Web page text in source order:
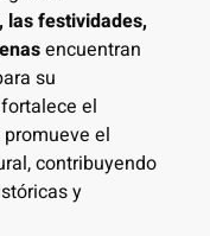
las festividades,
encuentran
su
el
el
contribuyendo
y